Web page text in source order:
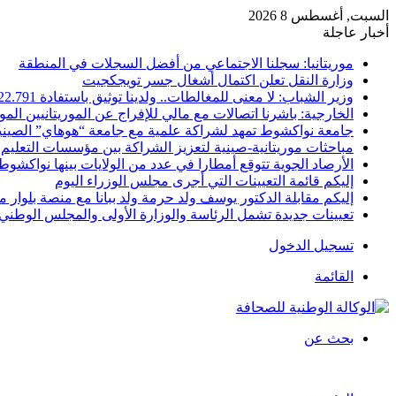
السبت, أغسطس 8 2026
أخبار عاجلة
موريتانيا: سجلنا الاجتماعي من أفضل السجلات في المنطقة
وزارة النقل تعلن اكتمال أشغال جسر تويجكجيت
وزير الشباب: لا معنى للمغالطات.. ولدينا توثيق باستفادة 22.791
الخارجية: باشرنا اتصالات مع مالي للإفراج عن الموريتانيين
جامعة نواكشوط تمهد لشراكة علمية مع جامعة “هوهاي”
مباحثات موريتانية-صينية لتعزيز الشراكة بين مؤسسات التعليم
الأرصاد الجوية تتوقع أمطارا في عدد من الولايات بينها
إليكم قائمة التعيينات التي أجرى مجلس الوزراء اليوم
إليكم مقابلة الدكتور يوسف ولد حرمة ولد ببانا مع منصة بلوار
تعيينات جديدة تشمل الرئاسة والوزارة الأولى والمجلس
تسجيل الدخول
القائمة
بحث عن